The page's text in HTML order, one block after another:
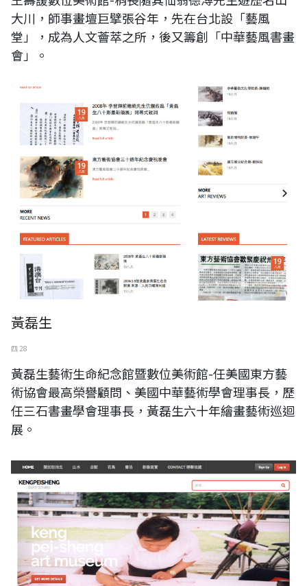
大川，師事畫壇巨擘張谷年，先在台北設「藝風
堂」，成為人文薈萃之所，後又籌創「中華藝風書畫
會」。
黃磊生
四 28
黃磊生藝術生命紀念館暨數位美術館-任美國東方藝
術協會最高榮譽顧問、美國中華藝術學會理事長，歷
任三石書畫學會理事長，黃磊生六十年繪畫藝術巡迴
展。